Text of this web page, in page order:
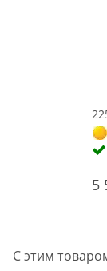
5
С этим